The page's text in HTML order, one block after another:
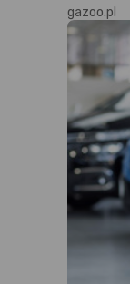
gazoo.pl